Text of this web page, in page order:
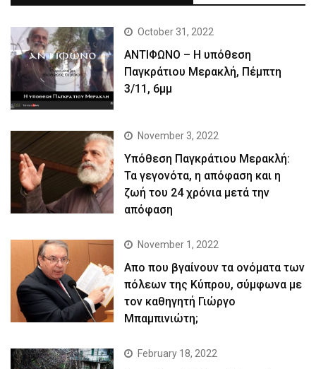
October 31, 2022
ΑΝΤΙΦΩΝΟ – Η υπόθεση
Παγκράτιου Μερακλή, Πέμπτη
3/11, 6μμ
November 3, 2022
Yπόθεση Παγκράτιου Μερακλή:
Τα γεγονότα, η απόφαση και η
ζωή του 24 χρόνια μετά την
απόφαση
November 1, 2022
Απο που βγαίνουν τα ονόματα των
πόλεων της Κύπρου, σύμφωνα με
τον καθηγητή Γιώργο
Μπαμπινιώτη;
February 18, 2022